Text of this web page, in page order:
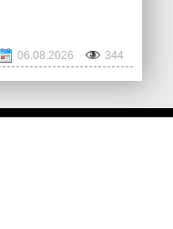
06.08.2026 344